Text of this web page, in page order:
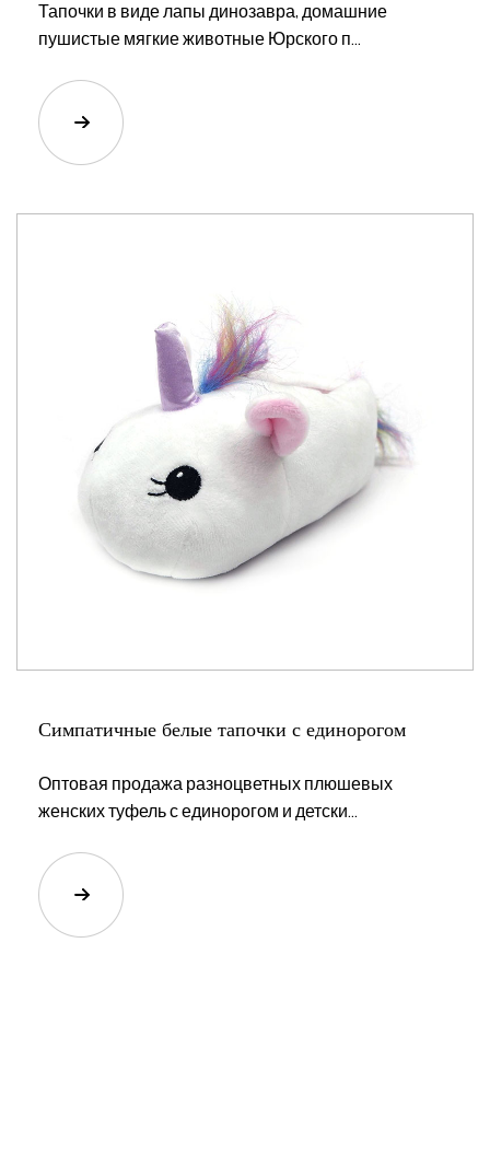
Тапочки в виде лапы динозавра, домашние
пушистые мягкие животные Юрского п...
Симпатичные белые тапочки с единорогом
Оптовая продажа разноцветных плюшевых
женских туфель с единорогом и детски...